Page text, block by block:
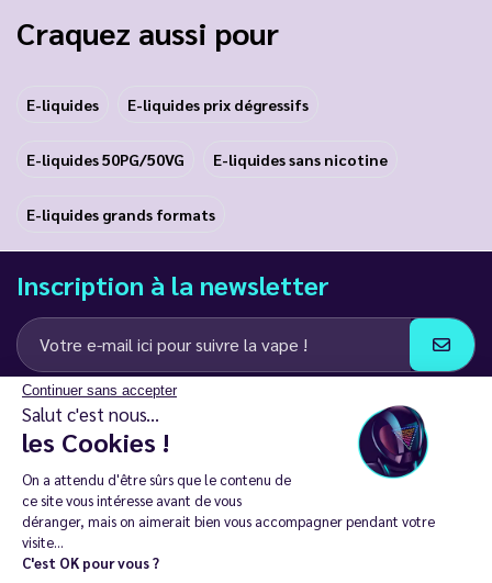
Continuer sans accepter
Salut c'est nous...
les Cookies !
On a attendu d'être sûrs que le contenu de
ce site vous intéresse avant de vous
déranger, mais on aimerait bien vous accompagner pendant votre
visite...
C'est OK pour vous ?
Craquez aussi pour
E-liquides E-liquides prix dégressifs
E-liquides 50PG/50VG E-liquides sans nicotine
E-liquides grands formats
Inscription à la newsletter
J’accepte de recevoir des communications e-mail et SMS de la part de
LD Groupe
Restez en contact
La vente de cigarette électronique est interdite chez les moins de